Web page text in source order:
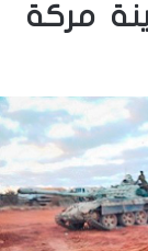
مركة